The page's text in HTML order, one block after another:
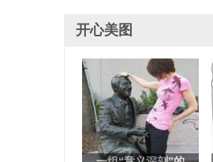
开心美图